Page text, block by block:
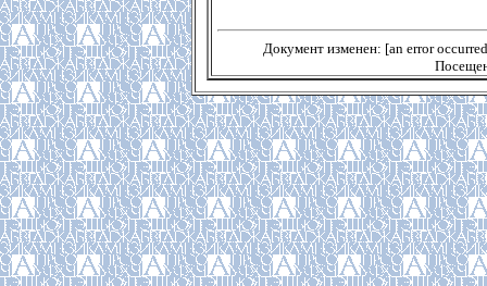
Документ изменен: [an error